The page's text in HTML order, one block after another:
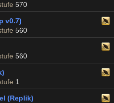
570
v0.7)
560
560
1
(Replik)